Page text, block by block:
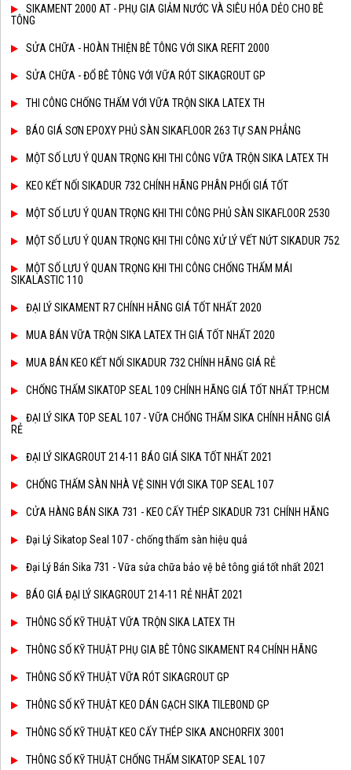
SIKAMENT 2000 AT - PHỤ GIA GIẢM NƯỚC VÀ SIÊU HÓA DẺO CHO BÊ
TÔNG
SỬA CHỮA - HOÀN THIỆN BÊ TÔNG VỚI SIKA REFIT 2000
SỬA CHỮA - ĐỔ BÊ TÔNG VỚI VỮA RÓT SIKAGROUT GP
THI CÔNG CHỐNG THẤM VỚI VỮA TRỘN SIKA LATEX TH
BÁO GIÁ SƠN EPOXY PHỦ SÀN SIKAFLOOR 263 TỰ SAN PHẲNG
MỘT SỐ LƯU Ý QUAN TRỌNG KHI THI CÔNG VỮA TRỘN SIKA LATEX TH
KEO KẾT NỐI SIKADUR 732 CHÍNH HÃNG PHÂN PHỐI GIÁ TỐT
MỘT SỐ LƯU Ý QUAN TRỌNG KHI THI CÔNG PHỦ SÀN SIKAFLOOR 2530
MỘT SỐ LƯU Ý QUAN TRỌNG KHI THI CÔNG XỬ LÝ VẾT NỨT SIKADUR 752
MỘT SỐ LƯU Ý QUAN TRỌNG KHI THI CÔNG CHỐNG THẤM MÁI
SIKALASTIC 110
ĐẠI LÝ SIKAMENT R7 CHÍNH HÃNG GIÁ TỐT NHẤT 2020
MUA BÁN VỮA TRỘN SIKA LATEX TH GIÁ TỐT NHẤT 2020
MUA BÁN KEO KẾT NỐI SIKADUR 732 CHÍNH HÃNG GIÁ RẺ
CHỐNG THẤM SIKATOP SEAL 109 CHÍNH HÃNG GIÁ TỐT NHẤT TP.HCM
ĐẠI LÝ SIKA TOP SEAL 107 - VỮA CHỐNG THẤM SIKA CHÍNH HÃNG GIÁ
RẺ
ĐẠI LÝ SIKAGROUT 214-11 BÁO GIÁ SIKA TỐT NHẤT 2021
CHỐNG THẤM SÀN NHÀ VỆ SINH VỚI SIKA TOP SEAL 107
CỬA HÀNG BÁN SIKA 731 - KEO CẤY THÉP SIKADUR 731 CHÍNH HÃNG
Đại Lý Sikatop Seal 107 - chống thấm sàn hiệu quả
Đại Lý Bán Sika 731 - Vữa sửa chữa bảo vệ bê tông giá tốt nhất 2021
BÁO GIÁ ĐẠI LÝ SIKAGROUT 214-11 RẺ NHÂT 2021
THÔNG SỐ KỸ THUẬT VỮA TRỘN SIKA LATEX TH
THÔNG SỐ KỸ THUẬT PHỤ GIA BÊ TÔNG SIKAMENT R4 CHÍNH HÃNG
THÔNG SỐ KỸ THUẬT VỮA RÓT SIKAGROUT GP
THÔNG SỐ KỸ THUẬT KEO DÁN GẠCH SIKA TILEBOND GP
THÔNG SỐ KỸ THUẬT KEO CẤY THÉP SIKA ANCHORFIX 3001
THÔNG SỐ KỸ THUẬT CHỐNG THẤM SIKATOP SEAL 107